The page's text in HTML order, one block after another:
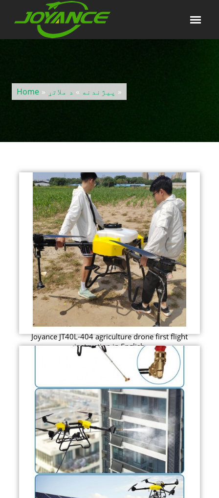
Home » پيژندنه » د ملاتړ »
Joyance JT40L-404 agriculture drone first flight
instruction in English